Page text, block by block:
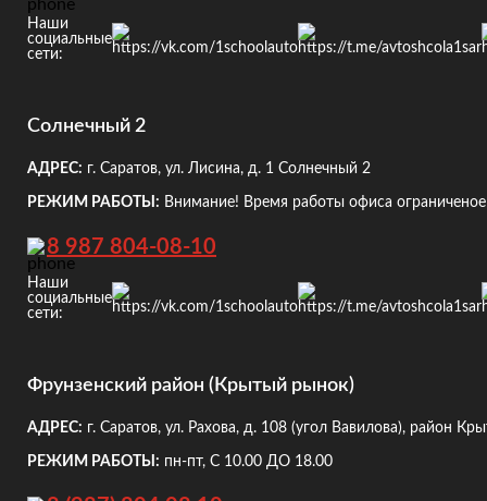
Наши
социальные
сети:
Солнечный 2
АДРЕС: г. Саратов, ул. Лисина, д. 1 Солнечный 2
РЕЖИМ РАБОТЫ: Внимание! Время работы офиса
8 987 804-08-10
Наши
социальные
сети:
Фрунзенский район (Крытый рынок)
АДРЕС: г. Саратов, ул. Рахова, д. 108 (угол Вавилова), район
РЕЖИМ РАБОТЫ: пн-пт, С 10.00 ДО 18.00